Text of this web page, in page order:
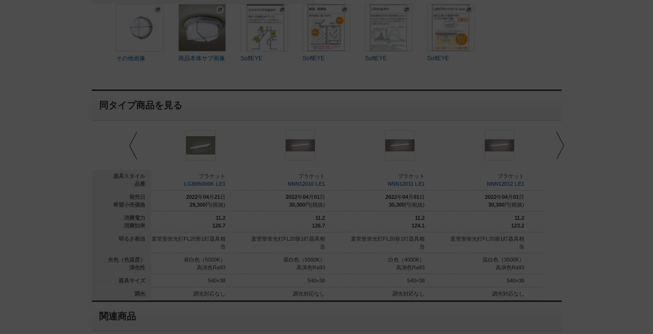
その他画像 商品本体サブ画像 SoftEYE SoftEYE SoftEYE SoftEYE
同タイプ商品を見る
器具スタイル
品番
発売日
希望小売価格
消費電力
消費効率
明るさ相当
光色（色温度）
演色性
器具サイズ
調光
ブラケット
円(税抜)
7.4
66.8
白熱電球60形1灯器具相当
昼白色（5000K）
280×280
ブラケット
LGB85000K LE1
2022年04月 21 日
29,300円(税抜)
11.2
126.7
直管形蛍光灯FL20形1灯器具相
当
昼白色（5000K）
高演色Ra93
540×38
調光対応なし
ブラケット
NNN12010 LE1
2022年04月 01 日
30,300円(税抜)
11.2
126.7
直管形蛍光灯FL20形1灯器具相
当
昼白色（5000K）
高演色Ra93
540×38
調光対応なし
ブラケット
NNN12011 LE1
2022年04月 01 日
30,300円(税抜)
11.2
124.1
直管形蛍光灯FL20形1灯器具相
当
白色（4000K）
高演色Ra93
540×38
調光対応なし
ブラケット
NNN12012 LE1
2022年04月 01 日
30,300円(税抜)
11.2
123.2
直管形蛍光灯FL20形1灯器具相
当
温白色（3500K）
高演色Ra93
540×38
調光対応なし
関連商品